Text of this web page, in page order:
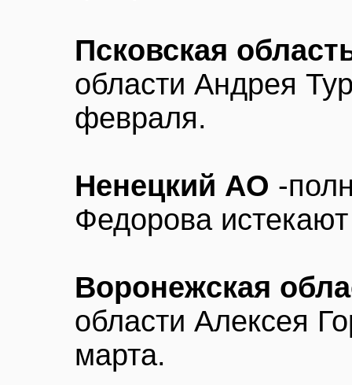
Псковская
области Андрея
февраля.
Ненецкий АО -
Федорова
Воронежская
области Алексея
марта.